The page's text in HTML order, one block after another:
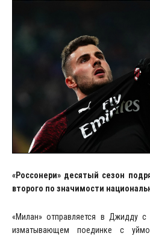
«Россонери» десятый сезон
второго по значимости
«Милан» отправляется в Джидду
изматывающем поединке с